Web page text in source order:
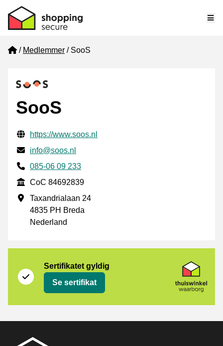
Home
Medlemmer SooS
SooS
Verifisert kontaktinformasjon
Website URL
https://www.soos.nl
E-post
info@soos.nl
Phone number
085-06 09 233
CoC
CoC 84692839
Forretningsadresse
Taxandrialaan 24
4835 PH Breda
Nederland
Sertifikatet gyldig
Se sertifikat